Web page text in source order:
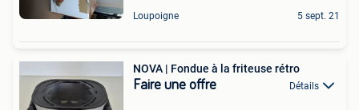
Loupoigne 5 sept. 21
NOVA | Fondue à la friteuse rétro
Faire une offre Détails